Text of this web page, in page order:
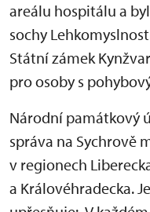
areálu hospitálu a
sochy
Státní zámek
pro osoby s
Národní památkový
správa na Sychrově
v regionech
a Královéhradecka.